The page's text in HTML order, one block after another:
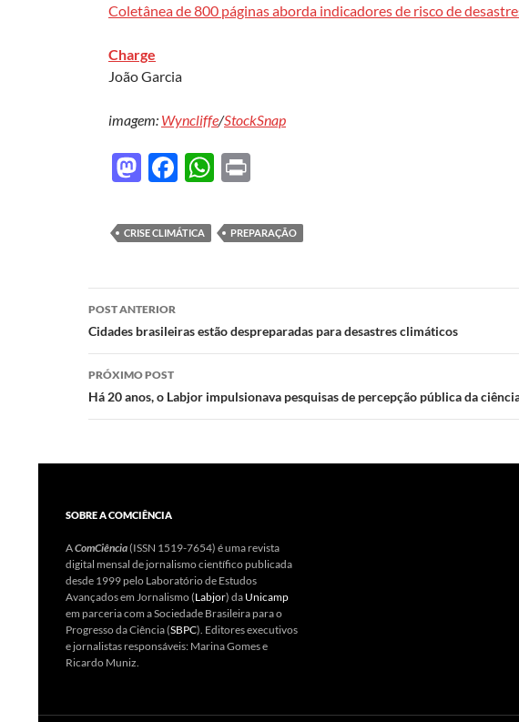
Coletânea de 800 páginas aborda indicadores de risco de
Charge
João Garcia
imagem: Wyncliffe/StockSnap
M
to
d
o
n
F
e
b
o
k
W
at
s
A
p
nt
CRISE CLIMÁTICA PREPARAÇÃO
Navegação
de
posts
POST ANTERIOR
Cidades brasileiras estão despreparadas para desastres climáticos
PRÓXIMO POST
Há 20 anos, o Labjor impulsionava pesquisas de percepção pública da
SOBRE A COMCIÊNCIA
AComCiência(ISSN 1519-7654) é uma revista
digital mensal de jornalismo científico publicada
desde 1999 pelo Laboratório de Estudos
Avançados em Jornalismo (Labjor) da Unicamp
em parceria com a Sociedade Brasileira para o
Progresso da Ciência (SBPC). Editores executivos
e jornalistas responsáveis: Marina Gomes e
Ricardo Muniz.